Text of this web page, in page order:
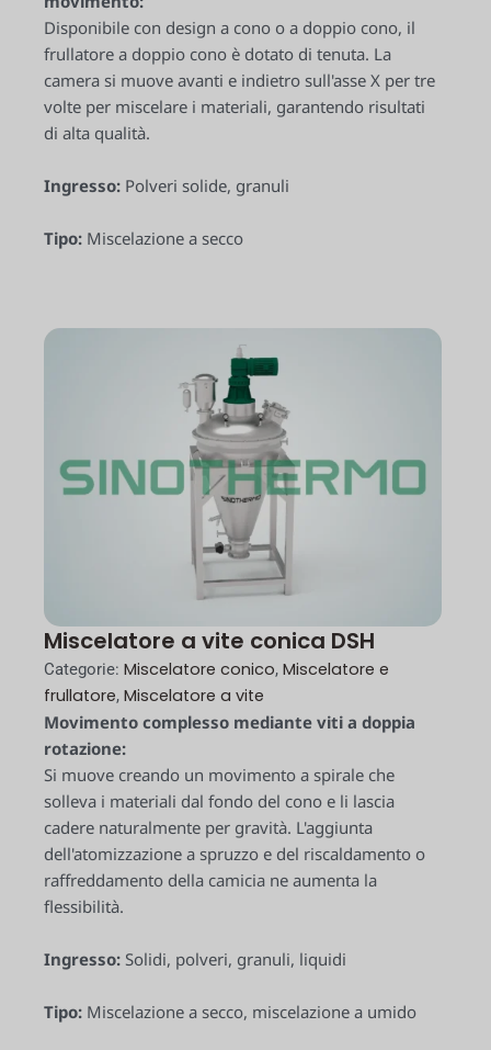
Disponibile con design a cono o a doppio cono, il
frullatore a doppio cono è dotato di tenuta. La
camera si muove avanti e indietro sull'asse X per tre
volte per miscelare i materiali, garantendo risultati
di alta qualità.
Ingresso: Polveri solide, granuli
Tipo: Miscelazione a secco
Miscelatore a vite conica DSH
Categorie: Miscelatore conico, Miscelatore e
frullatore, Miscelatore a vite
Movimento complesso mediante viti a doppia
rotazione:
Si muove creando un movimento a spirale che
solleva i materiali dal fondo del cono e li lascia
cadere naturalmente per gravità. L'aggiunta
dell'atomizzazione a spruzzo e del riscaldamento o
raffreddamento della camicia ne aumenta la
flessibilità.
Ingresso: Solidi, polveri, granuli, liquidi
Tipo: Miscelazione a secco, miscelazione a umido